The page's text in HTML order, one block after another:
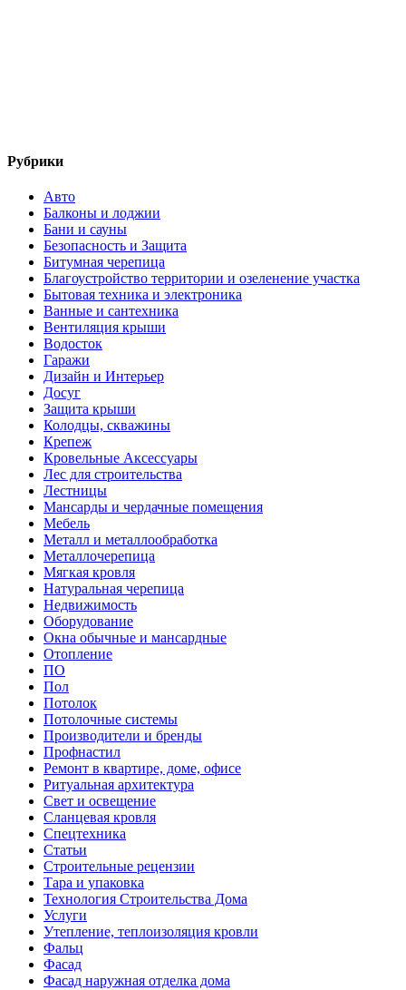
Рубрики
Авто
Балконы и лоджии
Бани и сауны
Безопасность и Защита
Битумная черепица
Благоустройство территории и озеленение участка
Бытовая техника и электроника
Ванные и сантехника
Вентиляция крыши
Водосток
Гаражи
Дизайн и Интерьер
Досуг
Защита крыши
Колодцы, скважины
Крепеж
Кровельные Аксессуары
Лес для строительства
Лестницы
Мансарды и чердачные помещения
Мебель
Металл и металлообработка
Металлочерепица
Мягкая кровля
Натуральная черепица
Недвижимость
Оборудование
Окна обычные и мансардные
Отопление
ПО
Пол
Потолок
Потолочные системы
Производители и бренды
Профнастил
Ремонт в квартире, доме, офисе
Ритуальная архитектура
Свет и освещение
Сланцевая кровля
Спецтехника
Статьи
Строительные рецензии
Тара и упаковка
Технология Строительства Дома
Услуги
Утепление, теплоизоляция кровли
Фальц
Фасад
Фасад наружная отделка дома